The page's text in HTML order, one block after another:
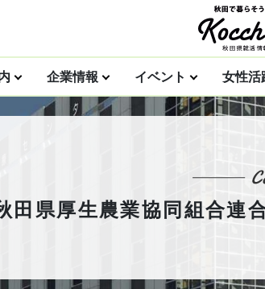
企業情報 イベント 女性活
田県厚生農業協同組合連